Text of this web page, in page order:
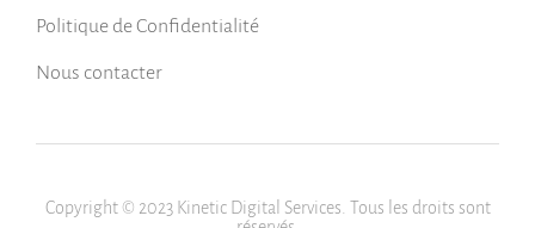
Politique de Confidentialité
Nous contacter
Copyright © 2023 Kinetic Digital Services. Tous les droits sont